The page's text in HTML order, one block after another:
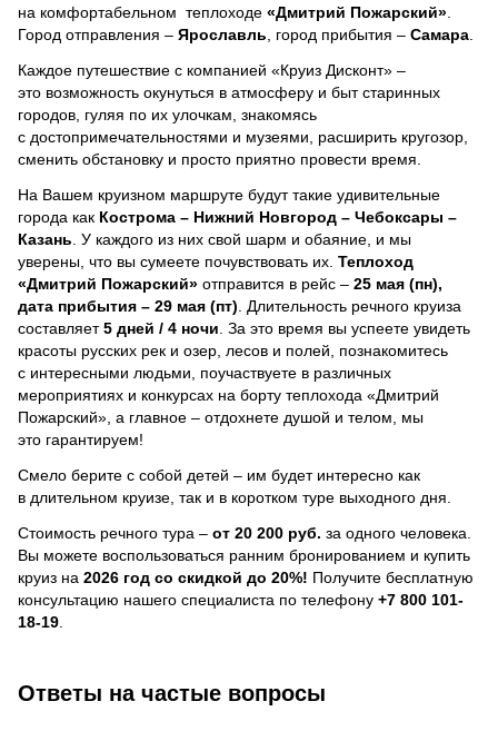
на комфортабельном теплоходе «Дмитрий Пожарский»
Город отправления – Ярославль , город прибытия – Самара
Каждое путешествие с компанией «Круиз Дисконт» –
это возможность окунуться в атмосферу и быт старинных
городов, гуляя по их улочкам, знакомясь
с достопримечательностями и музеями, расширить кругозор,
сменить обстановку и просто приятно провести время.
На Вашем круизном маршруте будут такие удивительные
города как Кострома – Нижний Новгород – Чебоксары –
Казань . У каждого из них свой шарм и обаяние, и мы
уверены, что вы сумеете почувствовать их. Теплоход
«Дмитрий Пожарский» отправится в рейс – 25 мая (пн),
дата прибытия – 29 мая (пт) . Длительность речного круиза
составляет5 дней / 4 ночи За это время вы успеете увидеть
красоты русских рек и озер, лесов и полей, познакомитесь
с интересными людьми, поучаствуете в различных
мероприятиях и конкурсах на борту теплохода «Дмитрий
Пожарский», а главное – отдохнете душой и телом, мы
это гарантируем!
Смело берите с собой детей – им будет интересно как
в длительном круизе, так и в коротком туре выходного дня.
Стоимость речного тура – от 20 200 руб. за одного человека.
Вы можете воспользоваться ранним бронированием и купить
круиз на 2026 год со скидкой до 20%! Получите бесплатную
консультацию нашего специалиста по телефону +7 800 101-
18-19
Ответы на частые вопросы